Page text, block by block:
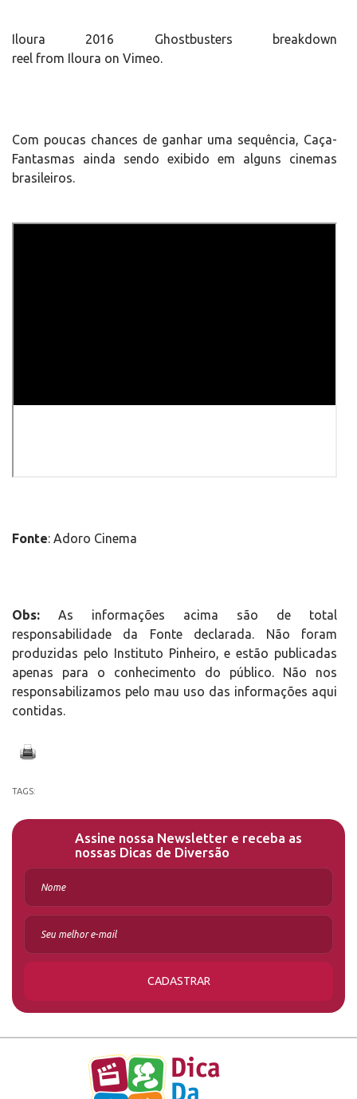
Iloura 2016 Ghostbusters breakdown
reel from Iloura on Vimeo.
Com poucas chances de ganhar uma sequência, Caça-
Fantasmas ainda sendo exibido em alguns cinemas
brasileiros.
Fonte: Adoro Cinema
Obs: As informações acima são de total
responsabilidade da Fonte declarada. Não foram
produzidas pelo Instituto Pinheiro, e estão publicadas
apenas para o conhecimento do público. Não nos
responsabilizamos pelo mau uso das informações aqui
contidas.
TAGS:
Assine nossa Newsletter e receba as
nossas Dicas de Diversão
CADASTRAR